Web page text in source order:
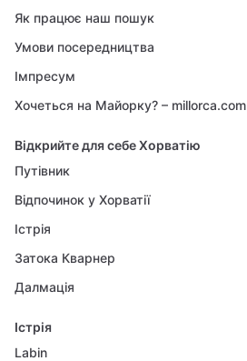
Як працює наш пошук
Умови посередництва
Імпресум
Хочеться на Майорку? – millorca.com
Відкрийте для себе Хорватію
Путівник
Відпочинок у Хорватії
Істрія
Затока Кварнер
Далмація
Істрія
Labin